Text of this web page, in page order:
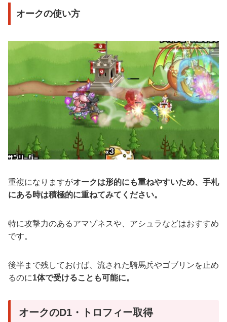
オークの使い方
重複になりますがオークは形的にも重ねやすいため、手札
にある時は積極的に重ねてみてください。
特に攻撃力のあるアマゾネスや、アシュラなどはおすすめ
です。
後半まで残しておけば、流された騎馬兵やゴブリンを止め
るのに1体で受けることも可能に。
オークのD1・トロフィー取得